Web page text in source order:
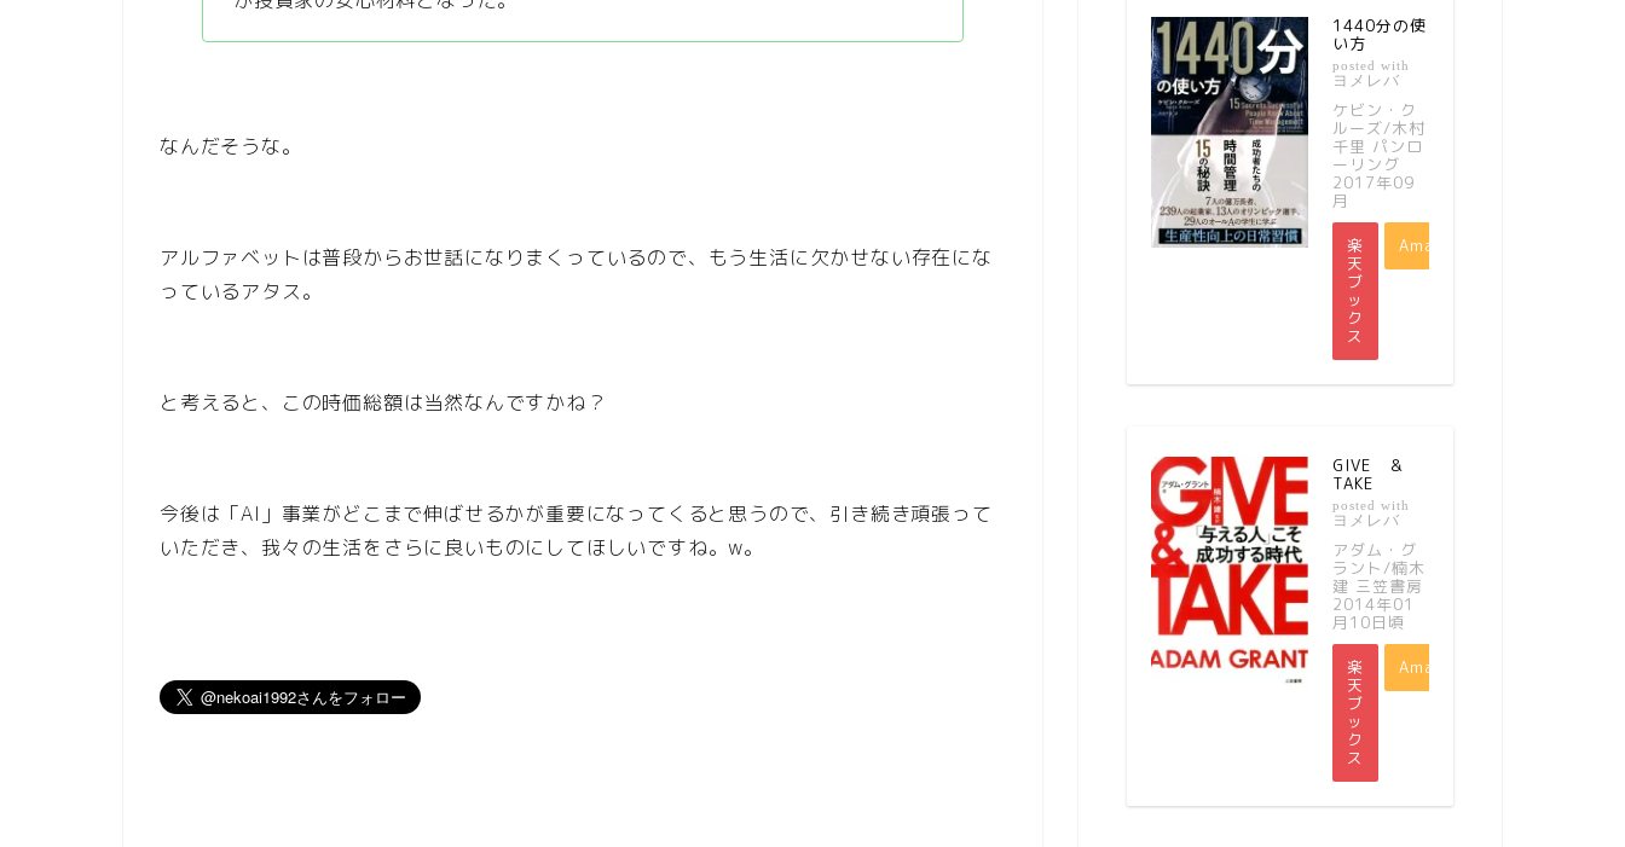
なんだそうな。
アルファベットは普段からお世話になりまくっているので、もう生活に欠かせない存在にな
っているアタス。
と考えると、この時価総額は当然なんですかね？
今後は「AI」事業がどこまで伸ばせるかが重要になってくると思うので、引き続き頑張って
いただき、我々の生活をさらに良いものにしてほしいですね。w。
1440分の使
い方
posted with
ヨメレバ
ケビン・ク
ルーズ/木村
千里 パンロ
ーリング
2017年09
月
楽
天
ブ
ッ
ク
ス
Amazon
GIVE ＆
TAKE
posted with
ヨメレバ
アダム・グ
ラント/楠木
建 三笠書房
2014年01
月10日頃
楽
天
ブ
ッ
ク
ス
Amazon